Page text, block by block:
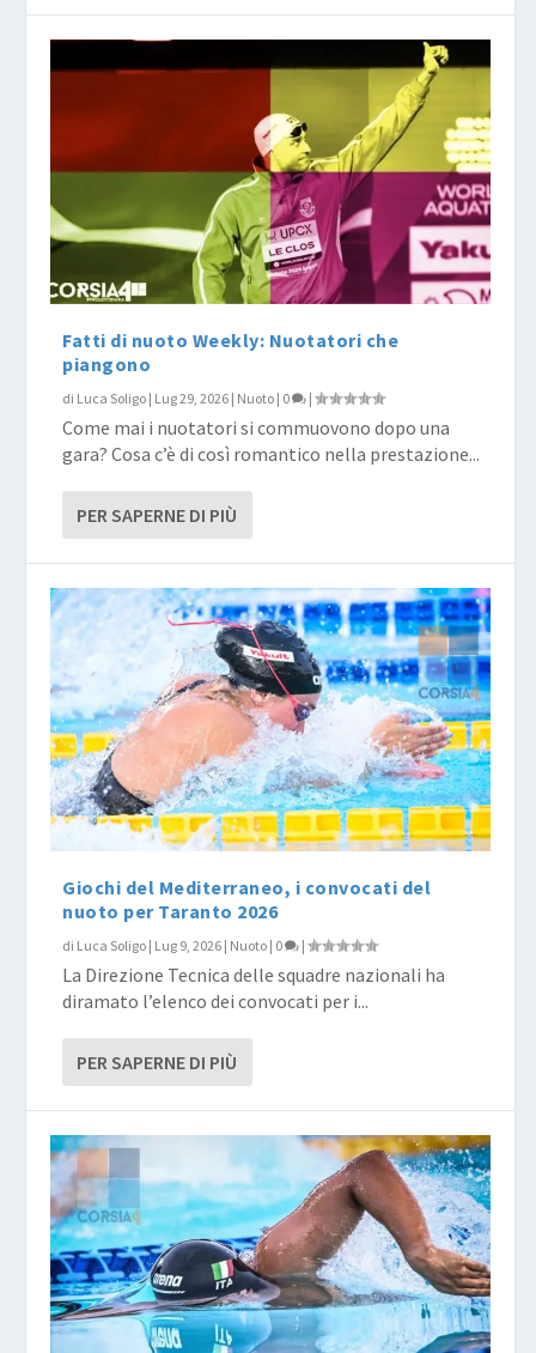
Fatti di nuoto Weekly: Nuotatori che
piangono
di Luca Soligo | Lug 29, 2026 | Nuoto | 0 |
Come mai i nuotatori si commuovono dopo una
gara? Cosa c’è di così romantico nella prestazione...
PER SAPERNE DI PIÙ
Giochi del Mediterraneo, i convocati del
nuoto per Taranto 2026
di Luca Soligo | Lug 9, 2026 | Nuoto | 0 |
La Direzione Tecnica delle squadre nazionali ha
diramato l’elenco dei convocati per i...
PER SAPERNE DI PIÙ